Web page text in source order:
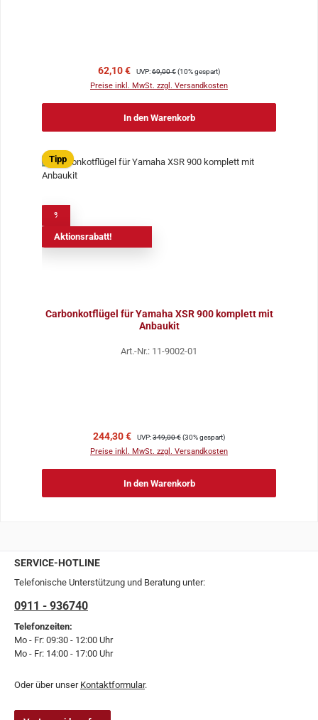
Verkaufspreis:
62,10 € Regulärer Preis:
UVP:69,00 €(10% gespart)
Preise inkl. MwSt. zzgl. Versandkosten
In den Warenkorb
Tipp
Aktionsrabatt!
Carbonkotflügel für Yamaha XSR 900 komplett mit
Anbaukit
Art.-Nr.: 11-9002-01
Verkaufspreis:
244,30 € Regulärer Preis:
UVP:349,00 €(30% gespart)
Preise inkl. MwSt. zzgl. Versandkosten
In den Warenkorb
SERVICE-HOTLINE
Telefonische Unterstützung und Beratung unter:
0911 - 936740
Telefonzeiten:
Mo - Fr: 09:30 - 12:00 Uhr
Mo - Fr: 14:00 - 17:00 Uhr
Oder über unser Kontaktformular.